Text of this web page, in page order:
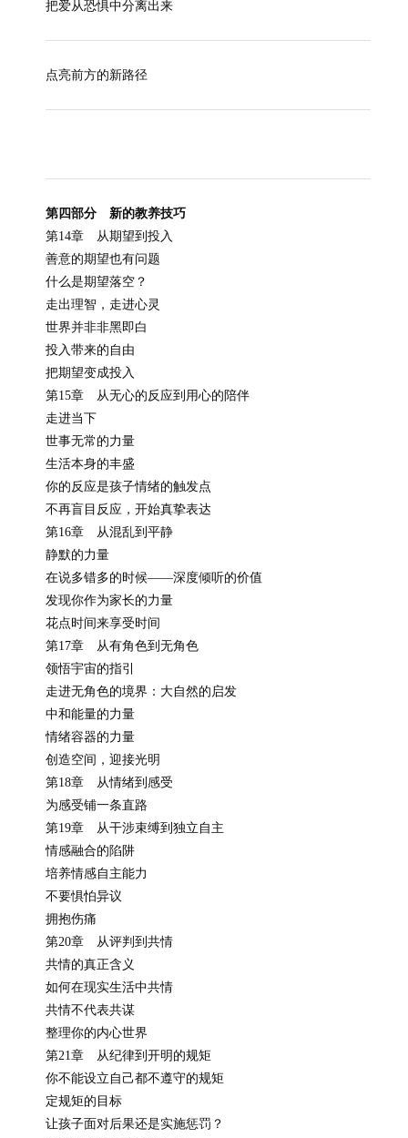
把爱从恐惧中分离出来
点亮前方的新路径
第四部分 新的教养技巧
第14章 从期望到投入
善意的期望也有问题
什么是期望落空？
走出理智，走进心灵
世界并非非黑即白
投入带来的自由
把期望变成投入
第15章 从无心的反应到用心的陪伴
走进当下
世事无常的力量
生活本身的丰盛
你的反应是孩子情绪的触发点
不再盲目反应，开始真挚表达
第16章 从混乱到平静
静默的力量
在说多错多的时候——深度倾听的价值
发现你作为家长的力量
花点时间来享受时间
第17章 从有角色到无角色
领悟宇宙的指引
走进无角色的境界：大自然的启发
中和能量的力量
情绪容器的力量
创造空间，迎接光明
第18章 从情绪到感受
为感受铺一条直路
第19章 从干涉束缚到独立自主
情感融合的陷阱
培养情感自主能力
不要惧怕异议
拥抱伤痛
第20章 从评判到共情
共情的真正含义
如何在现实生活中共情
共情不代表共谋
整理你的内心世界
第21章 从纪律到开明的规矩
你不能设立自己都不遵守的规矩
定规矩的目标
让孩子面对后果还是实施惩罚？